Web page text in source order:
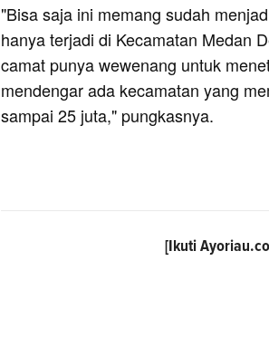
"Bisa saja ini memang sudah
hanya terjadi di Kecamatan Medan
camat punya wewenang untuk
mendengar ada kecamatan yang
sampai 25 juta," pungkasnya.
[IkutiAyoriau.co